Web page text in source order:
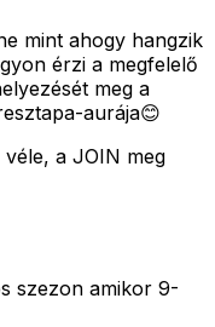
mint ahogy hangzik
érzi a megfelelő
meg a
aurája😊
a JOIN meg
szezon amikor 9-